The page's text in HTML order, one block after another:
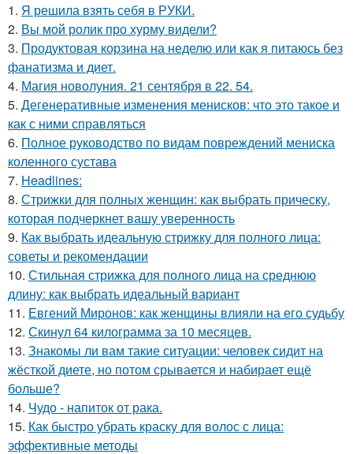
1. Я решила взять себя в РУКИ.
2. Вы мой ролик про хурму видели?
3. Продуктовая корзина на неделю или как я питаюсь без
фанатизма и диет.
4. Магия новолуния. 21 сентября в 22. 54.
5. Дегенеративные изменения менисков: что это такое и
как с ними справляться
6. Полное руководство по видам повреждений мениска
коленного сустава
7. Headlines:
8. Стрижки для полных женщин: как выбрать прическу,
которая подчеркнет вашу уверенность
9. Как выбрать идеальную стрижку для полного лица:
советы и рекомендации
10. Стильная стрижка для полного лица на среднюю
длину: как выбрать идеальный вариант
11. Евгений Миронов: как женщины влияли на его судьбу
12. Скинул 64 килограмма за 10 месяцев.
13. Знакомы ли вам такие ситуации: человек сидит на
жёсткой диете, но потом срывается и набирает ещё
больше?
14. Чудо - напиток от рака.
15. Как быстро убрать краску для волос с лица:
эффективные методы